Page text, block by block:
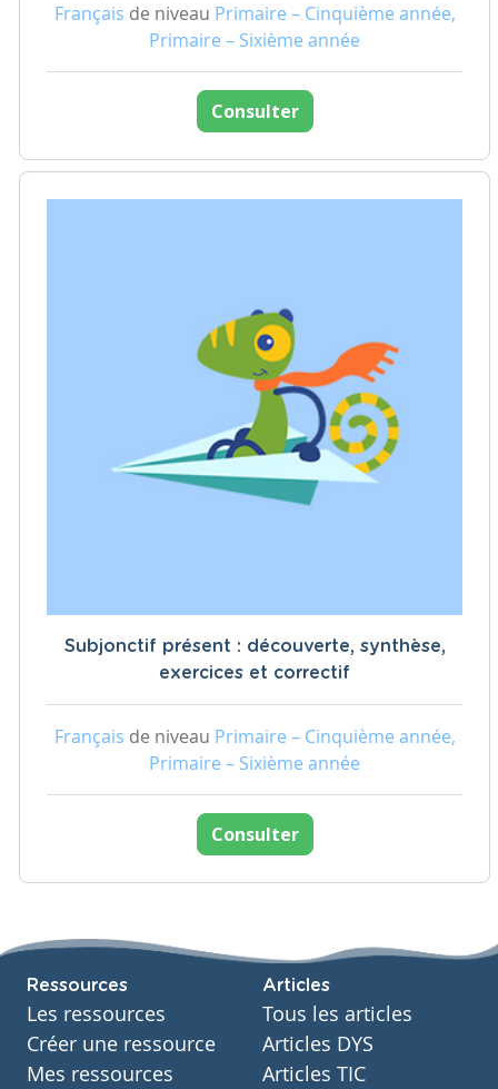
Français de niveau Primaire – Cinquième année,
Primaire – Sixième année
Consulter
Subjonctif présent : découverte, synthèse,
exercices et correctif
Français de niveau Primaire – Cinquième année,
Primaire – Sixième année
Consulter
Ressources
Les ressources
Créer une ressource
Mes ressources
Articles
Tous les articles
Articles DYS
Articles TIC